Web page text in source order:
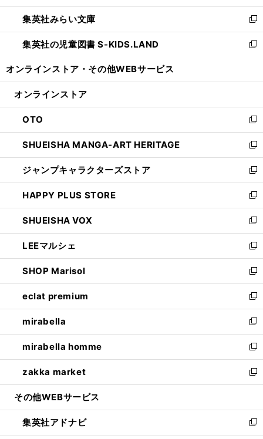
開
く
ウ
で
開
く
ン
ド
ウ
で
ウ
ィ
ン
ド
開
集英社みらい文庫
新
し
い
ン
ウ
で
開
く
集英社の児童図書 S-KIDS.LAND
新
ウ
ン
ド
ウ
で
開
く
オンラインストア・ その他WEBサービス
オンラインストア
OTO
新
し
い
ウ
ィ
ン
ド
ウ
で
開
く
SHUEISHA MANGA-ART HERITAGE
新
し
い
ウ
ィ
ン
ド
ウ
で
開
く
ジャンプキャラクターズストア
新
し
い
ウ
ィ
ン
ド
ウ
で
開
く
HAPPY PLUS STORE
新
し
い
ウ
ィ
ン
ド
ウ
で
開
く
SHUEISHA VOX
新
し
い
ウ
ィ
ン
ド
ウ
で
開
く
LEEマルシェ
新
し
い
ウ
ィ
ン
ド
ウ
で
開
く
SHOP Marisol
新
し
い
ウ
ィ
ン
ド
ウ
で
開
eclat premium
新
し
い
ウ
ィ
ン
ド
ウ
開
く
mirabella
新
し
い
ウ
ィ
ン
ウ
で
開
mirabella homme
新
し
い
ウ
ン
ド
ウ
zakka market
新
し
ウ
ィ
ン
その他WEBサービス
集英社アドナビ
新